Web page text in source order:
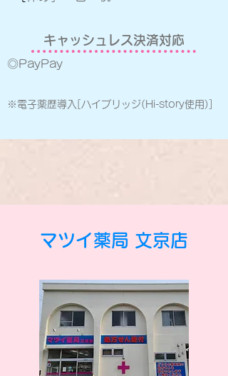
キャッシュレス決済対応
​◎PayPay
※電子薬歴導入[ハイブリッジ(Hi-story使用)]
マツイ薬局 文京店